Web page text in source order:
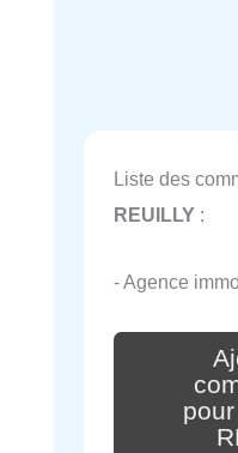
Liste des
REUILLY :
- Agence